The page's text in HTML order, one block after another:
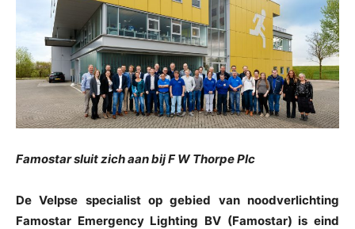
Famostar sluit zich aan bij F W Thorpe Plc
De Velpse specialist op gebied van noodverlichting
Famostar Emergency Lighting BV (Famostar) is eind